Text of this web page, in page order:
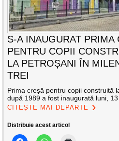
S-A INAUGURAT PRIMA
PENTRU COPII
LA PETROȘANI ÎN
TREI
Prima creșă pentru copii construită
după 1989 a fost inaugurată luni,
CITEȘTE MAI DEPARTE
Distribuie acest articol